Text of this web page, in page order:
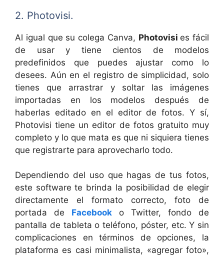
2. Photovisi.
Al igual que su colega Canva, Photovisi es fácil
de usar y tiene cientos de modelos
predefinidos que puedes ajustar como lo
desees. Aún en el registro de simplicidad, solo
tienes que arrastrar y soltar las imágenes
importadas en los modelos después de
haberlas editado en el editor de fotos. Y sí,
Photovisi tiene un editor de fotos gratuito muy
completo y lo que mata es que ni siquiera tienes
que registrarte para aprovecharlo todo.
Dependiendo del uso que hagas de tus fotos,
este software te brinda la posibilidad de elegir
directamente el formato correcto, foto de
portada de Facebook o Twitter, fondo de
pantalla de tableta o teléfono, póster, etc. Y sin
complicaciones en términos de opciones, la
plataforma es casi minimalista, «agregar foto»,